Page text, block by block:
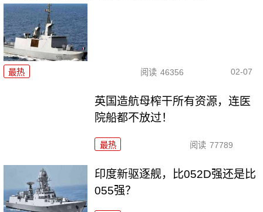
最热 阅读 46356 02-07
英国造航母榨干所有资源，连医
院船都不放过！
最热 阅读 77789
印度新驱逐舰，比052D强还是比
055强？